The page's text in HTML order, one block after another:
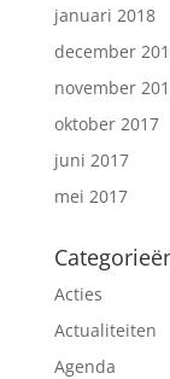
januari 2018
december
november
oktober 2017
juni 2017
mei 2017
Acties
Actualiteiten
Agenda